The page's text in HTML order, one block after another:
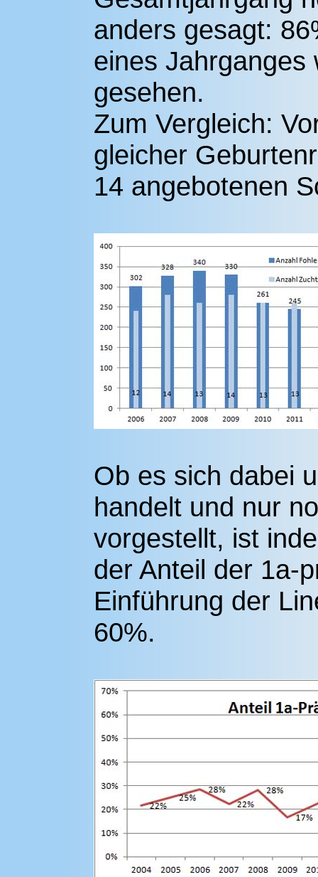
anders gesagt:
eines Jahrganges
gesehen.
Zum Vergleich:
gleicher
14 angebotenen
Ob es sich dabei
handelt und nur
vorgestellt, ist
der Anteil der 1a-
Einführung der
60%.